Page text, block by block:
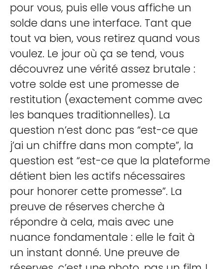
pour vous, puis elle vous affiche un
solde dans une interface. Tant que
tout va bien, vous retirez quand vous
voulez. Le jour où ça se tend, vous
découvrez une vérité assez brutale :
votre solde est une promesse de
restitution (exactement comme avec
les banques traditionnelles). La
question n’est donc pas “est-ce que
j’ai un chiffre dans mon compte”, la
question est “est-ce que la plateforme
détient bien les actifs nécessaires
pour honorer cette promesse”. La
preuve de réserves cherche à
répondre à cela, mais avec une
nuance fondamentale : elle le fait à
un instant donné. Une preuve de